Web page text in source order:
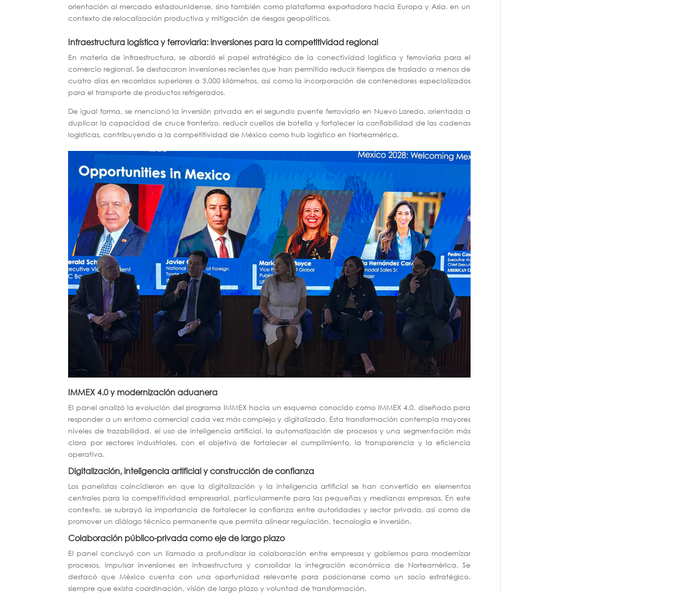
orientación al mercado estadounidense, sino también como plataforma exportadora hacia Europa y Asia, en un
contexto de relocalización productiva y mitigación de riesgos geopolíticos.
Infraestructura logística y ferroviaria: inversiones para la competitividad regional
En materia de infraestructura, se abordó el papel estratégico de la conectividad logística y ferroviaria para el
comercio regional. Se destacaron inversiones recientes que han permitido reducir tiempos de traslado a menos de
cuatro días en recorridos superiores a 3,000 kilómetros, así como la incorporación de contenedores especializados
para el transporte de productos refrigerados.
De igual forma, se mencionó la inversión privada en el segundo puente ferroviario en Nuevo Laredo, orientada a
duplicar la capacidad de cruce fronterizo, reducir cuellos de botella y fortalecer la confiabilidad de las cadenas
logísticas, contribuyendo a la competitividad de México como hub logístico en Norteamérica.
IMMEX 4.0 y modernización aduanera
El panel analizó la evolución del programa IMMEX hacia un esquema conocido como IMMEX 4.0, diseñado para
responder a un entorno comercial cada vez más complejo y digitalizado. Esta transformación contempla mayores
niveles de trazabilidad, el uso de inteligencia artificial, la automatización de procesos y una segmentación más
clara por sectores industriales, con el objetivo de fortalecer el cumplimiento, la transparencia y la eficiencia
operativa.
Digitalización, inteligencia artificial y construcción de confianza
Los panelistas coincidieron en que la digitalización y la inteligencia artificial se han convertido en elementos
centrales para la competitividad empresarial, particularmente para las pequeñas y medianas empresas. En este
contexto, se subrayó la importancia de fortalecer la confianza entre autoridades y sector privado, así como de
promover un diálogo técnico permanente que permita alinear regulación, tecnología e inversión.
Colaboración público-privada como eje de largo plazo
El panel concluyó con un llamado a profundizar la colaboración entre empresas y gobiernos para modernizar
procesos, impulsar inversiones en infraestructura y consolidar la integración económica de Norteamérica. Se
destacó que México cuenta con una oportunidad relevante para posicionarse como un socio estratégico,
siempre que exista coordinación, visión de largo plazo y voluntad de transformación.